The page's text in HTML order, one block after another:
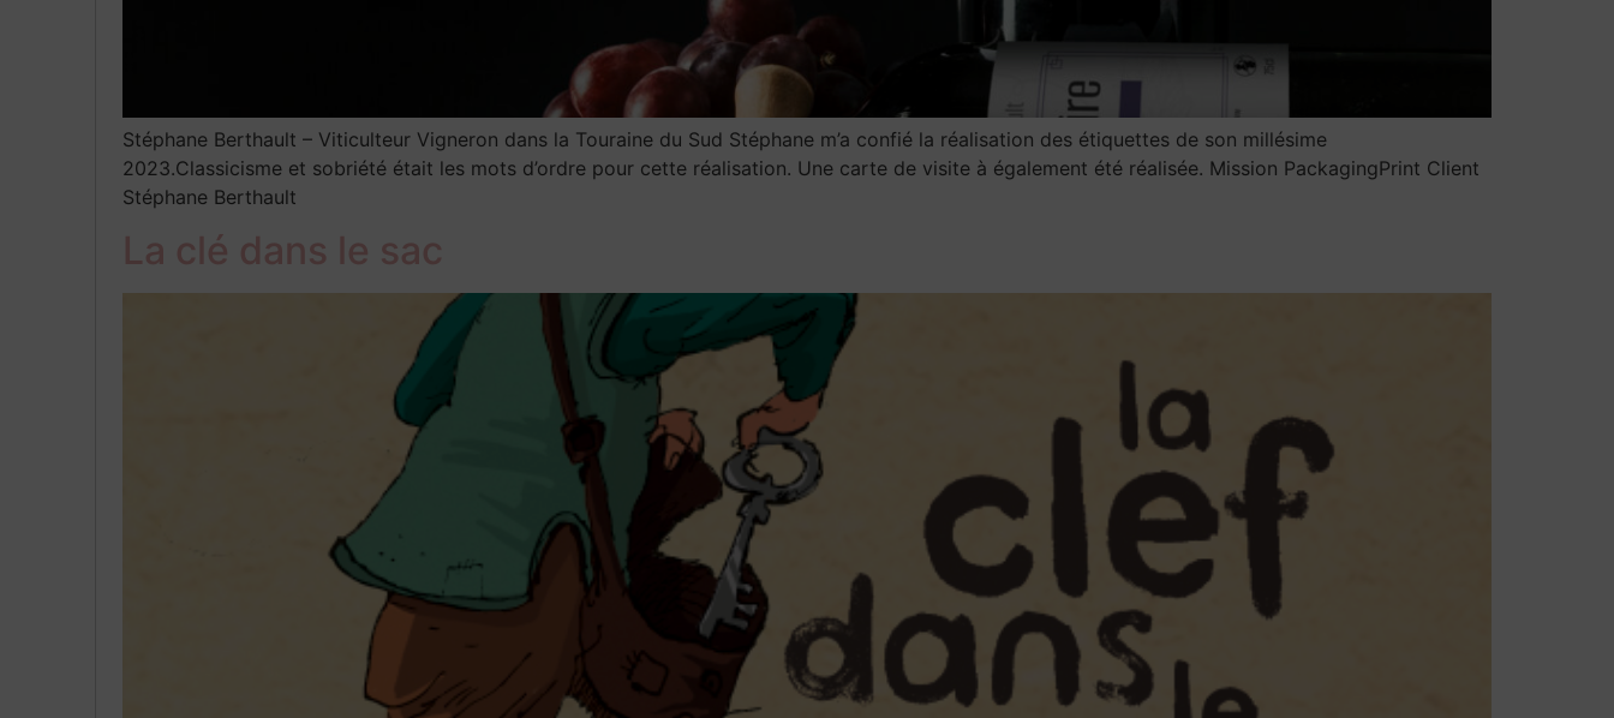
Stéphane Berthault – Viticulteur Vigneron dans la Touraine du Sud Stéphane m’a confié la réalisation des étiquettes de son millésime
2023.Classicisme et sobriété était les mots d’ordre pour cette réalisation. Une carte de visite à également été réalisée. Mission PackagingPrint Client
Stéphane Berthault
La clé dans le sac